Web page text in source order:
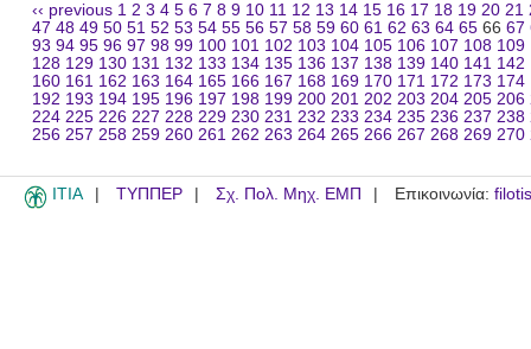
‹‹ previous 1 2 3 4 5 6 7 8 9 10 11 12 13 14 15 16 17 18 19 20 21
47 48 49 50 51 52 53 54 55 56 57 58 59 60 61 62 63 64 65 66 67
93 94 95 96 97 98 99 100 101 102 103 104 105 106 107 108 109
128 129 130 131 132 133 134 135 136 137 138 139 140 141 142
160 161 162 163 164 165 166 167 168 169 170 171 172 173 174
192 193 194 195 196 197 198 199 200 201 202 203 204 205 206
224 225 226 227 228 229 230 231 232 233 234 235 236 237 238
256 257 258 259 260 261 262 263 264 265 266 267 268 269 270
ITIA ΤΥΠΠΕΡ Σχ. Πολ. Μηχ. ΕΜΠ Επικοινωνία: